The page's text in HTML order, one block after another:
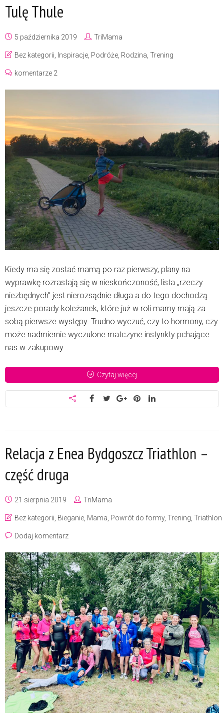
Tulę Thule
5 października 2019 TriMama
Bez kategorii Inspiracje Podróże Rodzina Trening
komentarze 2
Kiedy ma się zostać mamą po raz pierwszy, plany na
wyprawkę rozrastają się w nieskończoność, lista „rzeczy
niezbędnych” jest nierozsądnie długa a do tego dochodzą
jeszcze porady koleżanek, które już w roli mamy mają za
sobą pierwsze występy. Trudno wyczuć, czy to hormony, czy
może nadmiernie wyczulone matczyne instynkty pchające
nas w zakupowy...
Czytaj więcej
Relacja z Enea Bydgoszcz Triathlon –
część druga
21 sierpnia 2019 TriMama
Bez kategorii Bieganie Mama Powrót do formy, Trening Triathlon
Dodaj komentarz